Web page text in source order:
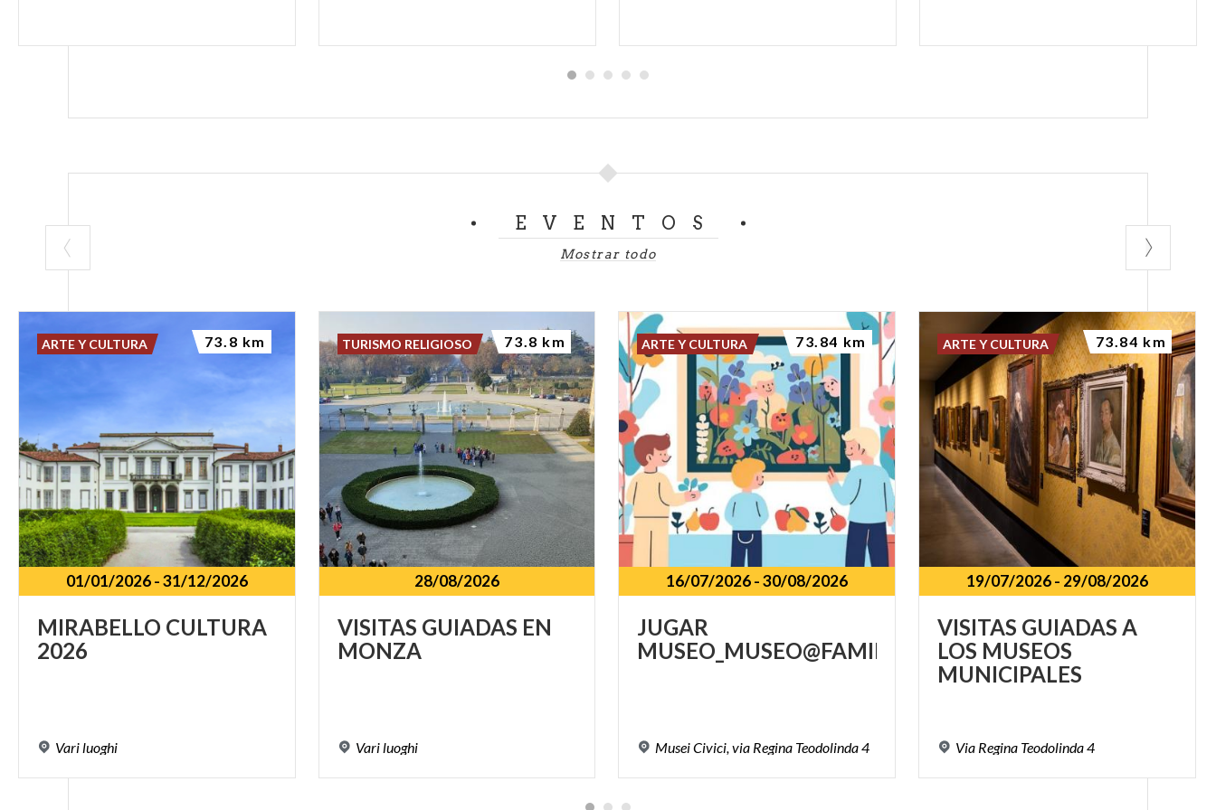
EVENTOS
Mostrar todo
01/01/2026-31/12/2026
MIRABELLO CULTURA
2026
Variluoghi
ARTE Y CULTURA 73.8 km
28/08/2026
VISITAS GUIADAS EN
MONZA
Variluoghi
TURISMO RELIGIOSO 73.8 km
16/07/2026-30/08/2026
JUGAR
MUSEO_MUSEO@FAMILY
MuseiCivici,via Regina Teodolinda4
ARTE Y CULTURA 73.84 km
19/07/2026- 29/08/2026
VISITAS GUIADAS A
LOS MUSEOS
MUNICIPALES
Via Regina Teodolinda4
ARTE Y CULTURA 73.84 km